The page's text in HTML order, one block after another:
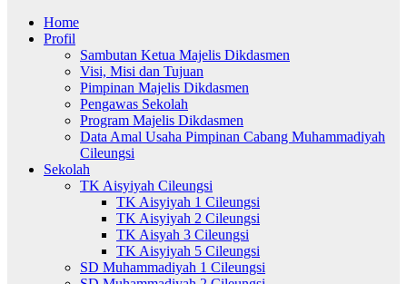
Home
Profil
Sambutan Ketua Majelis Dikdasmen
Visi, Misi dan Tujuan
Pimpinan Majelis Dikdasmen
Pengawas Sekolah
Program Majelis Dikdasmen
Data Amal Usaha Pimpinan Cabang Muhammadiyah
Cileungsi
Sekolah
TK Aisyiyah Cileungsi
TK Aisyiyah 1 Cileungsi
TK Aisyiyah 2 Cileungsi
TK Aisyah 3 Cileungsi
TK Aisyiyah 5 Cileungsi
SD Muhammadiyah 1 Cileungsi